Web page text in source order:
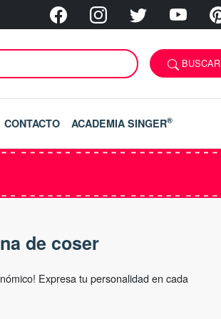
BUSCAR
CONTACTO ACADEMIA SINGER®
de coser
Expresa tu personalidad en cada